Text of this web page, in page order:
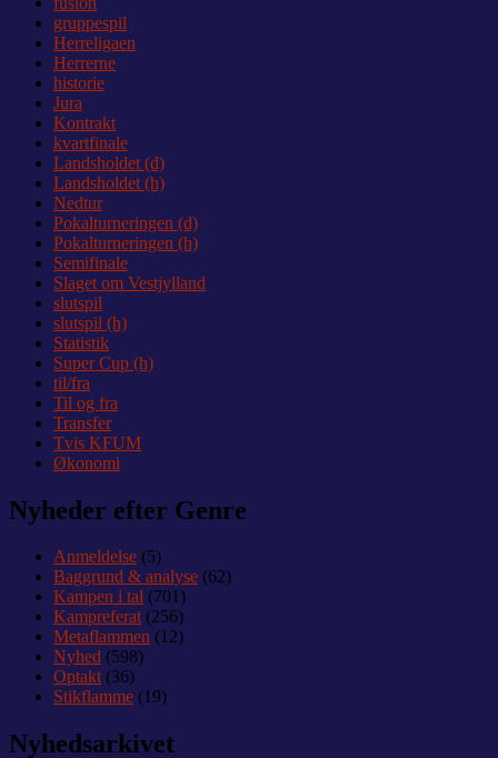
gruppespil
Herreligaen
Herrerne
historie
Jura
Kontrakt
kvartfinale
Landsholdet (d)
Landsholdet (h)
Nedtur
Pokalturneringen (d)
Pokalturneringen (h)
Semifinale
Slaget om Vestjylland
slutspil
slutspil (h)
Statistik
Super Cup (h)
til/fra
Til og fra
Transfer
Tvis KFUM
Økonomi
Nyheder efter Genre
Anmeldelse (5)
Baggrund & analyse (62)
Kampen i tal (701)
Kampreferat(256)
Metaflammen (12)
Nyhed (598)
Optakt(36)
Stikflamme (19)
Nyhedsarkivet